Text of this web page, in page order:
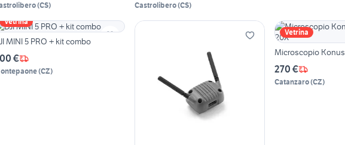
(CS) Castrolibero(CS)
Vetrina
MINI 5 PRO + kit combo
€
(CZ)
Vetrina
Microscopio
270 €
Catanzaro(CZ)